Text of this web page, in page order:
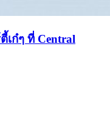
เก๋ๆ ที่ Central